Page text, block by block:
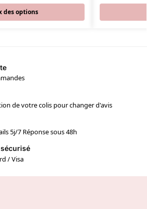
des options
de votre colis pour changer d'avis
5j/7 Réponse sous 48h
/ Visa